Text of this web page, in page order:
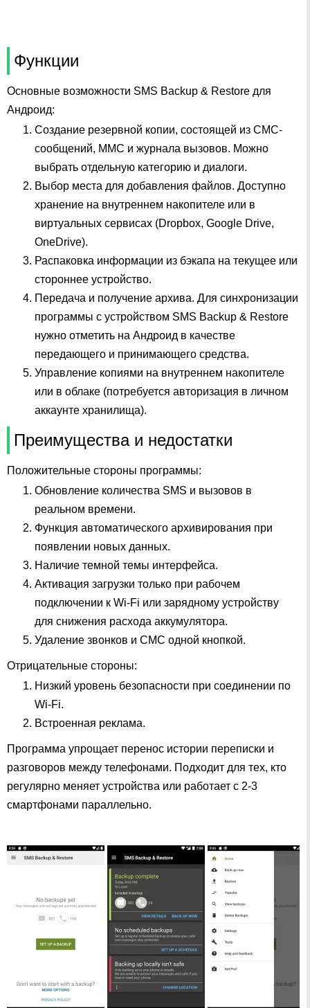
Функции
Основные возможности SMS Backup & Restore для
Андроид:
Создание резервной копии, состоящей из СМС-
сообщений, ММС и журнала вызовов. Можно
выбрать отдельную категорию и диалоги.
Выбор места для добавления файлов. Доступно
хранение на внутреннем накопителе или в
виртуальных сервисах (Dropbox, Google Drive,
OneDrive).
Распаковка информации из бэкапа на текущее или
стороннее устройство.
Передача и получение архива. Для синхронизации
программы с устройством SMS Backup & Restore
нужно отметить на Андроид в качестве
передающего и принимающего средства.
Управление копиями на внутреннем накопителе
или в облаке (потребуется авторизация в личном
аккаунте хранилища).
Преимущества и недостатки
Положительные стороны программы:
Обновление количества SMS и вызовов в
реальном времени.
Функция автоматического архивирования при
появлении новых данных.
Наличие темной темы интерфейса.
Активация загрузки только при рабочем
подключении к Wi-Fi или зарядному устройству
для снижения расхода аккумулятора.
Удаление звонков и СМС одной кнопкой.
Отрицательные стороны:
Низкий уровень безопасности при соединении по
Wi-Fi.
Встроенная реклама.
Программа упрощает перенос истории переписки и
разговоров между телефонами. Подходит для тех, кто
регулярно меняет устройства или работает с 2-3
смартфонами параллельно.